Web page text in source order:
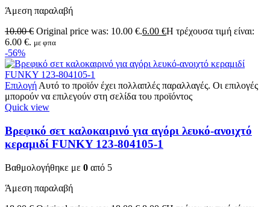
Άμεση παραλαβή
10.00€ Original price was: 10.00 €.6.00 €Η τρέχουσα τιμή είναι:
6.00 €. με φπα
-56%
Επιλογή Αυτό το προϊόν έχει πολλαπλές παραλλαγές. Οι επιλογές
μπορούν να επιλεγούν στη σελίδα του προϊόντος
Quick view
Βρεφικό σετ καλοκαιρινό για αγόρι λευκό-ανοιχτό
κεραμιδί FUNKY 123-804105-1
Βαθμολογήθηκε με 0 από 5
Άμεση παραλαβή